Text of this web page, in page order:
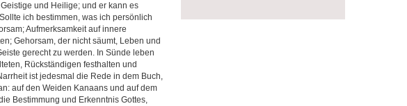
und Heilige; und er kann es
ich bestimmen, was ich persönlich
Aufmerksamkeit auf innere
Gehorsam, der nicht säumt, Leben und
gerecht zu werden. In Sünde leben
Rückständigen festhalten und
ist jedesmal die Rede in dem Buch,
auf den Weiden Kanaans und auf dem
Bestimmung und Erkenntnis Gottes,